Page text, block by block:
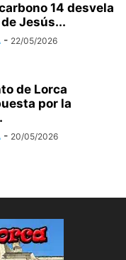
14 desvela
Jesús...
- 22/05/2026
de Lorca
por la
- 20/05/2026